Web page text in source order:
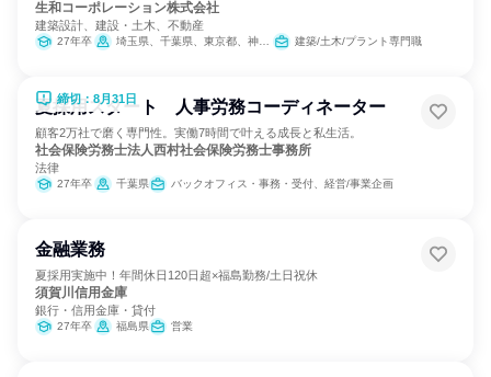
生和コーポレーション株式会社
建築設計、建設・土木、不動産
27年卒 埼玉県、千葉県、東京都、神奈川県 建築/土木/プラント専門職
締切：8月31日
夏採用スタート 人事労務コーディネーター
顧客2万社で磨く専門性。実働7時間で叶える成長と私生活。
社会保険労務士法人西村社会保険労務士事務所
法律
27年卒 千葉県 バックオフィス・事務・受付、経営/事業企画
金融業務
夏採用実施中！年間休日120日超×福島勤務/土日祝休
須賀川信用金庫
銀行・信用金庫・貸付
27年卒 福島県 営業